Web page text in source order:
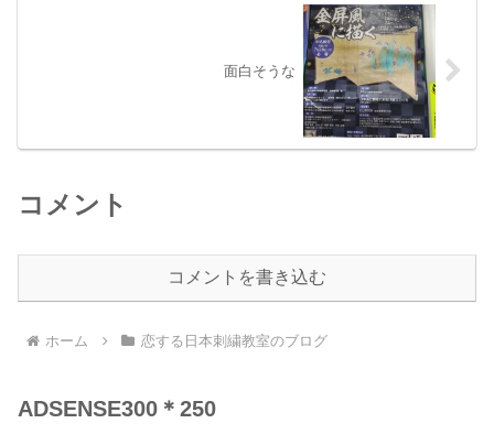
面白そうな
コメント
コメントを書き込む
ホーム 恋する日本刺繍教室のブログ
ADSENSE300＊250